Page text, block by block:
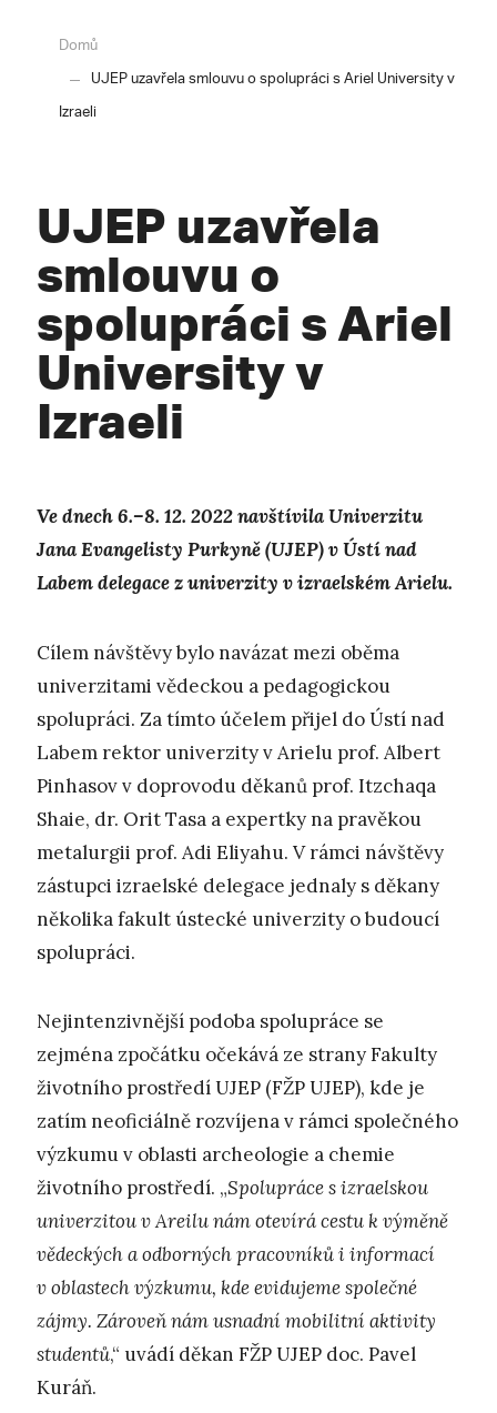
Domů
UJEP uzavřela smlouvu o spolupráci s Ariel University v
Izraeli
UJEP uzavřela
smlouvu o
spolupráci s Ariel
University v
Izraeli
Ve dnech 6.–8. 12. 2022 navštívila Univerzitu
Jana Evangelisty Purkyně (UJEP) v Ústí nad
Labem delegace z univerzity v izraelském Arielu.
Cílem návštěvy bylo navázat mezi oběma
univerzitami vědeckou a pedagogickou
spolupráci. Za tímto účelem přijel do Ústí nad
Labem rektor univerzity v Arielu prof. Albert
Pinhasov v doprovodu děkanů prof. Itzchaqa
Shaie, dr. Orit Tasa a expertky na pravěkou
metalurgii prof. Adi Eliyahu. V rámci návštěvy
zástupci izraelské delegace jednaly s děkany
několika fakult ústecké univerzity o budoucí
spolupráci.
Nejintenzivnější podoba spolupráce se
zejména zpočátku očekává ze strany Fakulty
životního prostředí UJEP (FŽP UJEP), kde je
zatím neoficiálně rozvíjena v rámci společného
výzkumu v oblasti archeologie a chemie
životního prostředí. „Spolupráce s izraelskou
univerzitou v Areilu nám otevírá cestu k výměně
vědeckých a odborných pracovníků i informací
v oblastech výzkumu, kde evidujeme společné
zájmy. Zároveň nám usnadní mobilitní aktivity
studentů,“ uvádí děkan FŽP UJEP doc. Pavel
Kuráň.